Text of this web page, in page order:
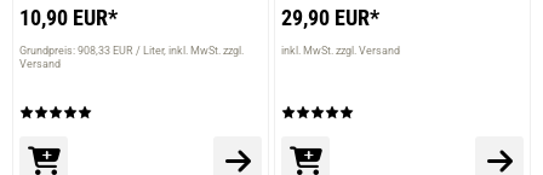
10,90 EUR*
Grundpreis: 908,33 EUR / Liter inkl. MwSt. zzgl.
Versand
29,90 EUR*
inkl. MwSt. zzgl. Versand